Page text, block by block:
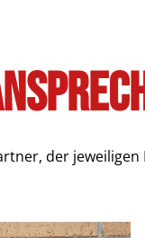
der jeweiligen